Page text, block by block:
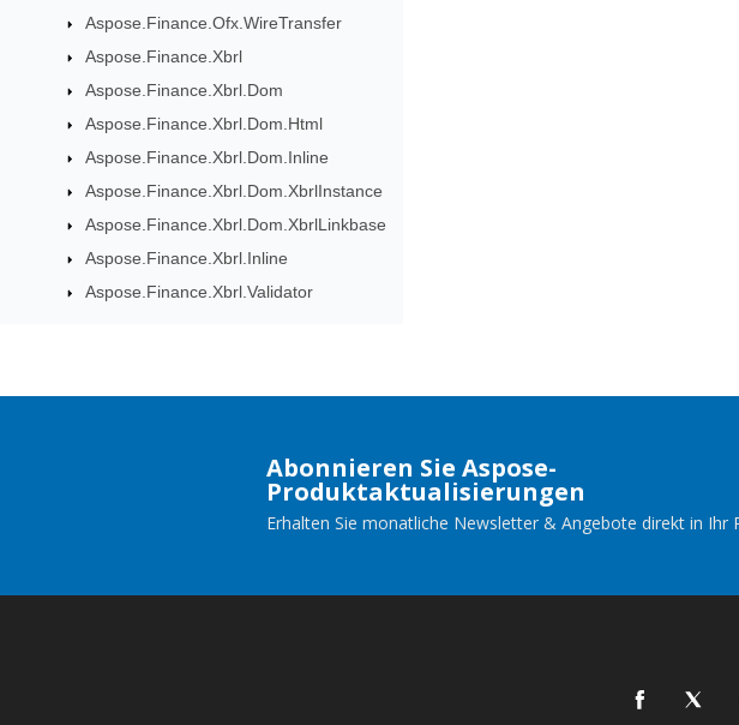
Aspose.Finance.Ofx.WireTransfer
Aspose.Finance.Xbrl
Aspose.Finance.Xbrl.Dom
Aspose.Finance.Xbrl.Dom.Html
Aspose.Finance.Xbrl.Dom.Inline
Aspose.Finance.Xbrl.Dom.XbrlInstance
Aspose.Finance.Xbrl.Dom.XbrlLinkbase
Aspose.Finance.Xbrl.Inline
Aspose.Finance.Xbrl.Validator
Abonnieren Sie Aspose-
Produktaktualisierungen
Erhalten Sie monatliche Newsletter & Angebote direkt in Ihr